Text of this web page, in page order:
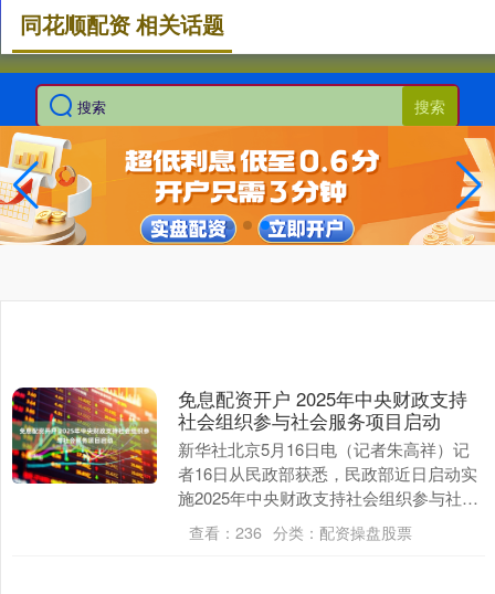
搜索
同花顺配资 相关话题
免息配资开户 2025年中央财政支持
社会组织参与社会服务项目启动
新华社北京5月16日电（记者朱高祥）记
者16日从民政部获悉，民政部近日启动实
施2025年中央财政支持社会组织参与社会
服务项目，安排专项资金4493.76万元。
项....
查看： 236 分类： 配资操盘股票